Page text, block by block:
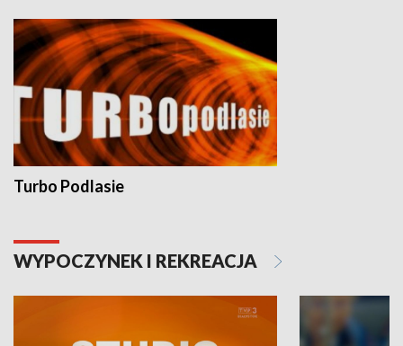
Turbo Podlasie
WYPOCZYNEK I REKREACJA